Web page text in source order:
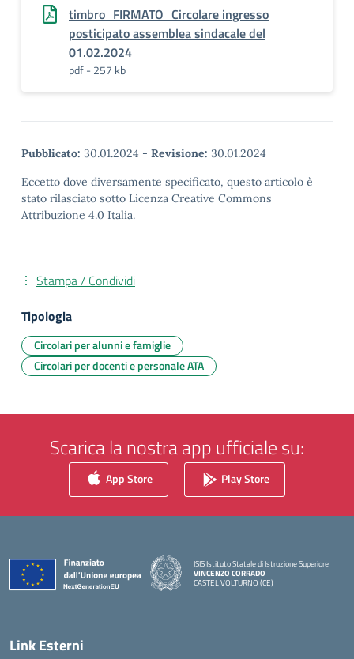
timbro_FIRMATO_Circolare ingresso
posticipato assemblea sindacale del
01.02.2024
pdf - 257 kb
Pubblicato: 30.01.2024 - Revisione: 30.01.2024
Eccetto dove diversamente specificato, questo articolo è
stato rilasciato sotto Licenza Creative Commons
Attribuzione 4.0 Italia.
Stampa / Condividi
Tipologia
Circolari per alunni e famiglie
Circolari per docenti e personale ATA
Scarica la nostra app ufficiale su:
App Store Play Store
ISIS Istituto Statale di Istruzione Superiore
VINCENZO CORRADO
CASTEL VOLTURNO (CE)
Link Esterni